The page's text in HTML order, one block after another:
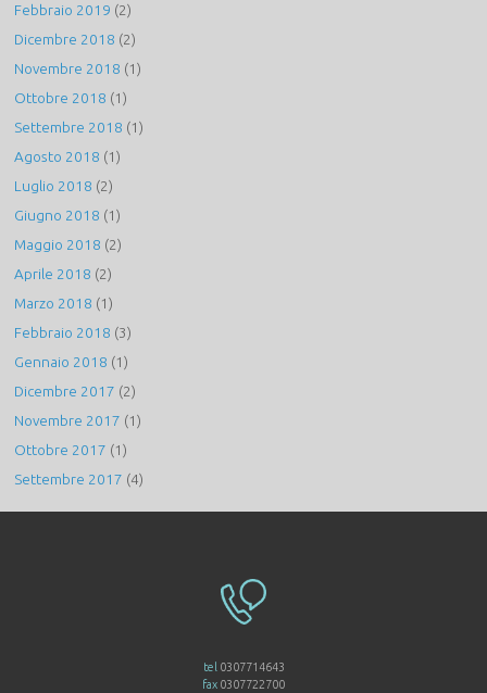
Febbraio 2019 (2)
Dicembre 2018 (2)
Novembre 2018 (1)
Ottobre 2018 (1)
Settembre 2018 (1)
Agosto 2018 (1)
Luglio 2018 (2)
Giugno 2018 (1)
Maggio 2018 (2)
Aprile 2018 (2)
Marzo 2018 (1)
Febbraio 2018 (3)
Gennaio 2018 (1)
Dicembre 2017 (2)
Novembre 2017 (1)
Ottobre 2017 (1)
Settembre 2017 (4)
tel 0307714643
fax 0307722700